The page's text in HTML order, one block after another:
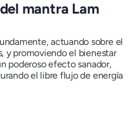
mantra Lam
actuando sobre el
y promoviendo el bienestar
poderoso efecto sanador,
el libre flujo de energía